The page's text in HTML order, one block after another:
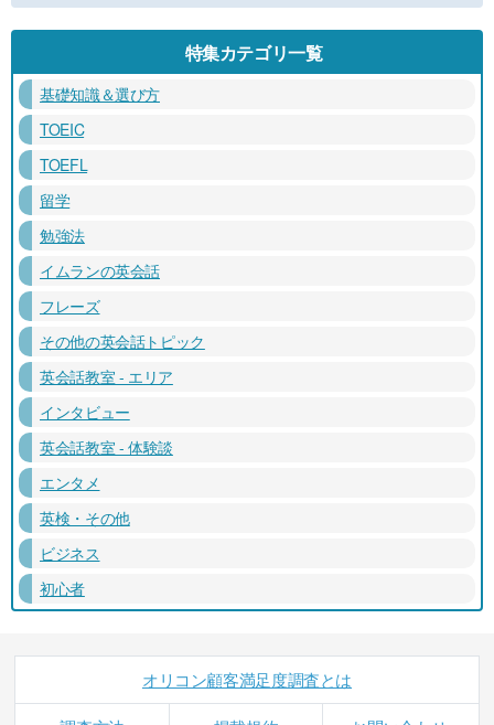
特集カテゴリ一覧
基礎知識＆選び方
TOEIC
TOEFL
留学
勉強法
イムランの英会話
フレーズ
その他の英会話トピック
英会話教室 - エリア
インタビュー
英会話教室 - 体験談
エンタメ
英検・その他
ビジネス
初心者
オリコン顧客満足度調査とは